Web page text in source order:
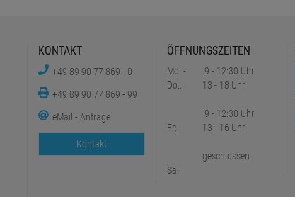
KONTAKT
+49 89 90 77 869 - 0
+49 89 90 77 869 - 99
eMail - Anfrage
Kontakt
ÖFFNUNGSZEITEN
Mo. -
Do.:
Fr:
Sa.:
9 - 12:30 Uhr
13 - 18 Uhr
9 - 12:30 Uhr
13 - 16 Uhr
geschlossen